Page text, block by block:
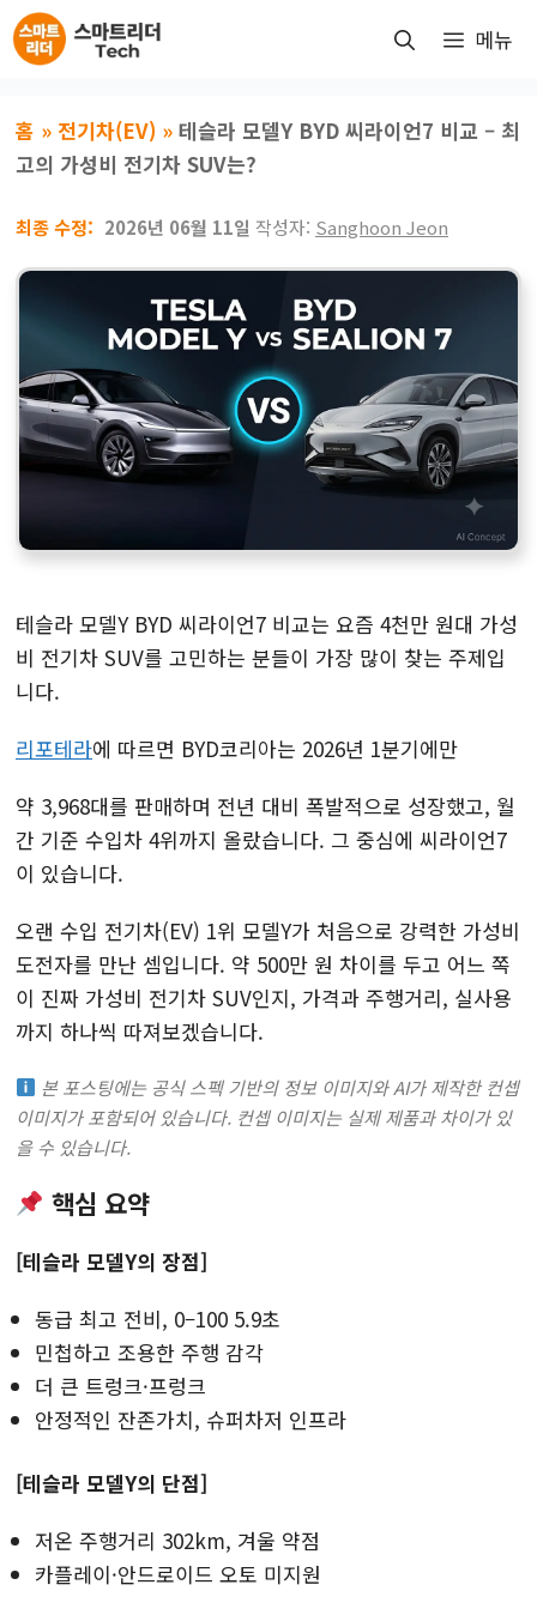
텐
로
너
뛰
메뉴
홈 » 전기차(EV) » 테슬라 모델Y BYD 씨라이언7 비교 – 최
고의 가성비 전기차 SUV는?
2026년 06월 11일 작성자: Sanghoon Jeon
테슬라 모델Y BYD 씨라이언7 비교는 요즘 4천만 원대 가성
비 전기차 SUV를 고민하는 분들이 가장 많이 찾는 주제입
니다.
리포테라에 따르면 BYD코리아는 2026년 1분기에만
약 3,968대를 판매하며 전년 대비 폭발적으로 성장했고, 월
간 기준 수입차 4위까지 올랐습니다. 그 중심에 씨라이언7
이 있습니다.
오랜 수입 전기차(EV) 1위 모델Y가 처음으로 강력한 가성비
도전자를 만난 셈입니다. 약 500만 원 차이를 두고 어느 쪽
이 진짜 가성비 전기차 SUV인지, 가격과 주행거리, 실사용
까지 하나씩 따져보겠습니다.
본 포스팅에는 공식 스펙 기반의 정보 이미지와 AI가 제작한 컨셉
이미지가 포함되어 있습니다. 컨셉 이미지는 실제 제품과 차이가 있
을 수 있습니다.
핵심 요약
[테슬라 모델Y의 장점]
동급 최고 전비, 0–100 5.9초
민첩하고 조용한 주행 감각
더 큰 트렁크·프렁크
안정적인 잔존가치, 슈퍼차저 인프라
[테슬라 모델Y의 단점]
저온 주행거리 302km, 겨울 약점
카플레이·안드로이드 오토 미지원